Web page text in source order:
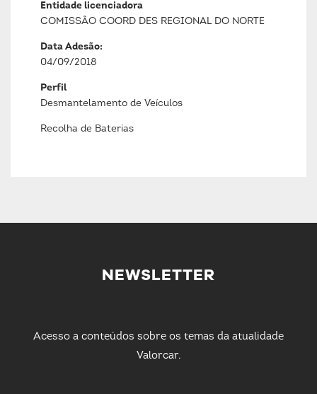
Entidade licenciadora
COMISSÃO COORD DES REGIONAL DO NORTE
Data Adesão:
04/09/2018
Perfil
Desmantelamento de Veículos
Recolha de Baterias
NEWSLETTER
Acesso a conteúdos sobre os temas da atualidade
Valorcar.